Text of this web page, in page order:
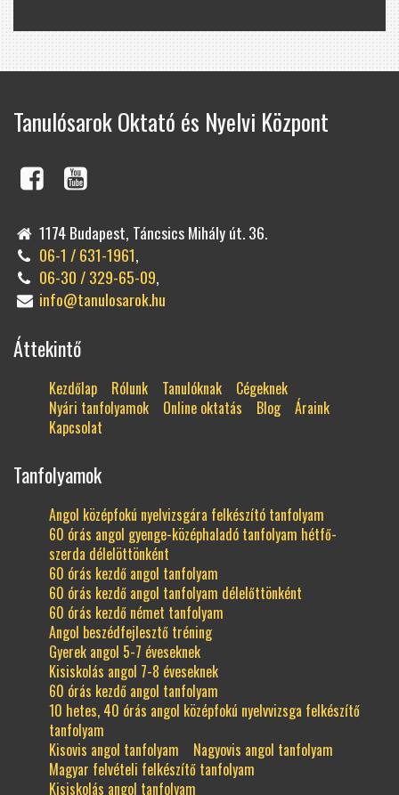
Tanulósarok Oktató és Nyelvi Központ
1174 Budapest, Táncsics Mihály út. 36.
06-1 / 631-1961,
06-30 / 329-65-09,
info@tanulosarok.hu
Áttekintő
Kezdőlap Rólunk Tanulóknak
Cégeknek
Nyári tanfolyamok
Online oktatás Blog
Áraink
Kapcsolat
Tanfolyamok
Angol középfokú nyelvizsgára felkészító tanfolyam
60 órás angol gyenge-középhaladó tanfolyam hétfő-
szerda délelöttönként
60 órás kezdő angol tanfolyam
60 órás kezdő angol tanfolyam délelőttönként
60 órás kezdő német tanfolyam
Angol beszédfejlesztő tréning
Gyerek angol 5-7 éveseknek
Kisiskolás angol 7-8 éveseknek
60 órás kezdő angol tanfolyam
10 hetes, 40 órás angol középfokú nyelvvizsga felkészítő
tanfolyam
Kisovis angol tanfolyam
Nagyovis angol tanfolyam
Magyar felvételi felkészítő tanfolyam
Kisiskolás angol tanfolyam